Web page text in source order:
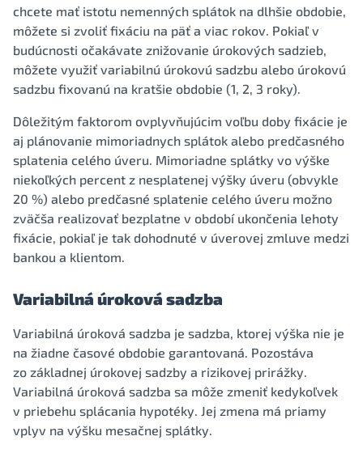
chcete mať istotu nemenných splátok na dlhšie obdobie,
môžete si zvoliť fixáciu na päť a viac rokov. Pokiaľ v
budúcnosti očakávate znižovanie úrokových sadzieb,
môžete využiť variabilnú úrokovú sadzbu alebo úrokovú
sadzbu fixovanú na kratšie obdobie (1, 2, 3 roky).
Dôležitým faktorom ovplyvňujúcim voľbu doby fixácie je
aj plánovanie mimoriadnych splátok alebo predčasného
splatenia celého úveru. Mimoriadne splátky vo výške
niekoľkých percent z nesplatenej výšky úveru (obvykle
20 %) alebo predčasné splatenie celého úveru možno
zväčša realizovať bezplatne v období ukončenia lehoty
fixácie, pokiaľ je tak dohodnuté v úverovej zmluve medzi
bankou a klientom.
Variabilná úroková sadzba
Variabilná úroková sadzba je sadzba, ktorej výška nie je
na žiadne časové obdobie garantovaná. Pozostáva
zo základnej úrokovej sadzby a rizikovej prirážky.
Variabilná úroková sadzba sa môže zmeniť kedykoľvek
v priebehu splácania hypotéky. Jej zmena má priamy
vplyv na výšku mesačnej splátky.